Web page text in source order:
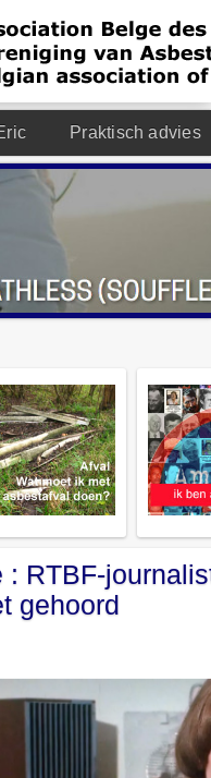
Praktisch advies
: RTBF-
gehoord